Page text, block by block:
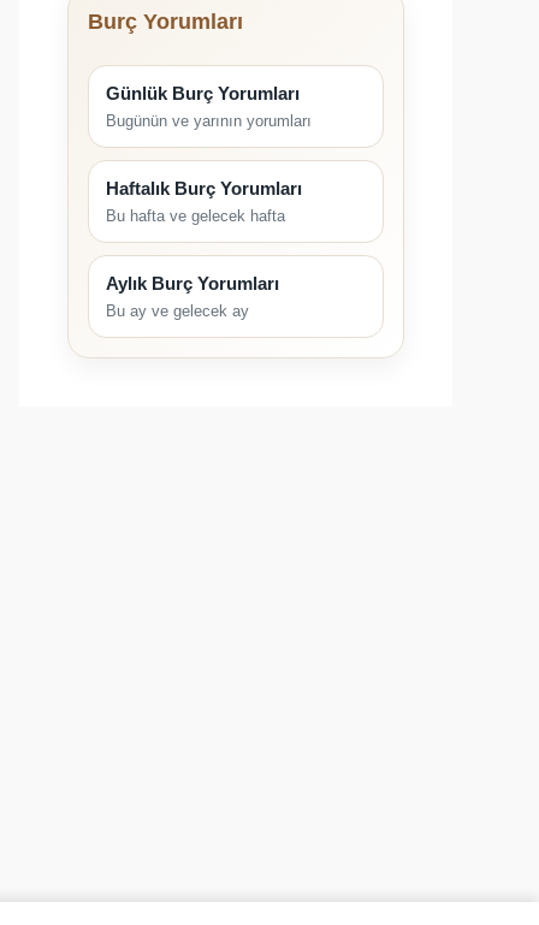
Burç Yorumları
Günlük Burç Yorumları
Bugünün ve yarının yorumları
Haftalık Burç Yorumları
Bu hafta ve gelecek hafta
Aylık Burç Yorumları
Bu ay ve gelecek ay